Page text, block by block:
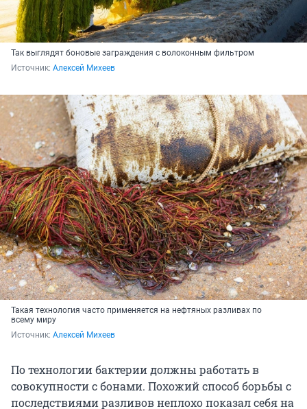
Так выглядят боновые заграждения с волоконным фильтром
Источник: Алексей Михеев
Такая технология часто применяется на нефтяных разливах по
всему миру
Источник: Алексей Михеев
По технологии бактерии должны работать в
совокупности с бонами. Похожий способ борьбы с
последствиями разливов неплохо показал себя на